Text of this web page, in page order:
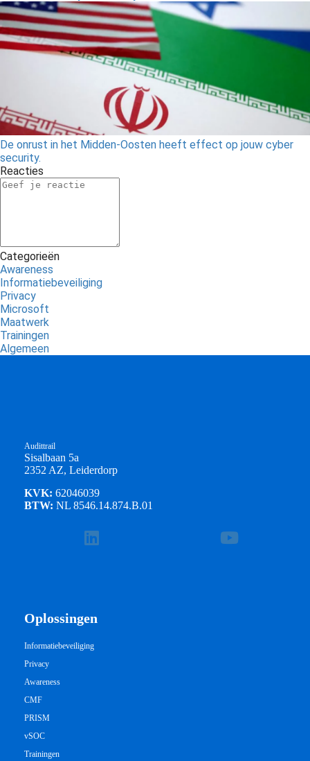
De onrust in het Midden-Oosten heeft effect op jouw cyber
security.
Reacties
Categorieën
Awareness
Informatiebeveiliging
Privacy
Microsoft
Maatwerk
Trainingen
Algemeen
Audittrail
Sisalbaan 5a
2352 AZ, Leiderdorp
KVK: 62046039
BTW: NL 8546.14.874.B.01
Oplossingen
Informatiebeveiliging
Privacy
Awareness
CMF
PRISM
vSOC
Trainingen